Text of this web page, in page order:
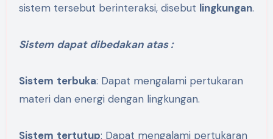
sistem tersebut berinteraksi, disebut lingkungan.
Sistem dapat dibedakan atas:
Sistem terbuka: Dapat mengalami pertukaran
materi dan energi dengan lingkungan.
Sistem tertutup: Dapat mengalami pertukaran